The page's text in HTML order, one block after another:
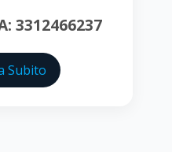
3312466237
Subito